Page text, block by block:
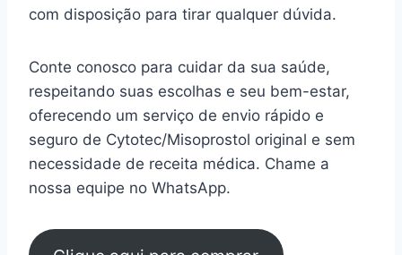
com disposição para tirar qualquer dúvida.
Conte conosco para cuidar da sua saúde,
respeitando suas escolhas e seu bem-estar,
oferecendo um serviço de envio rápido e
seguro de Cytotec/Misoprostol original e sem
necessidade de receita médica. Chame a
nossa equipe no WhatsApp.